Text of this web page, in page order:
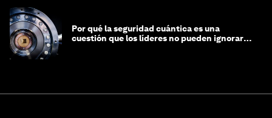
Por qué la seguridad cuántica es una
cuestión que los líderes no pueden ignorar